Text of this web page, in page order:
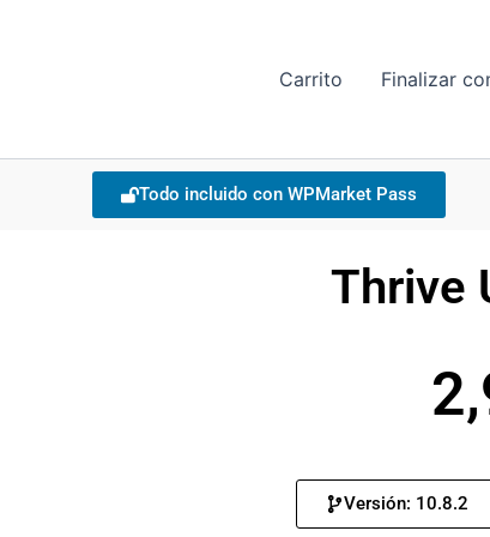
Carrito Finalizar
Todo incluido con WPMarket Pass
Thrive
Versión: 10.8.2